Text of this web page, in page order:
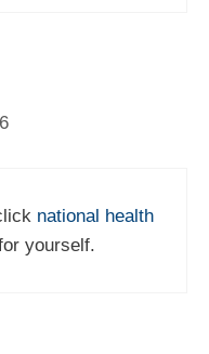
national health
yourself.